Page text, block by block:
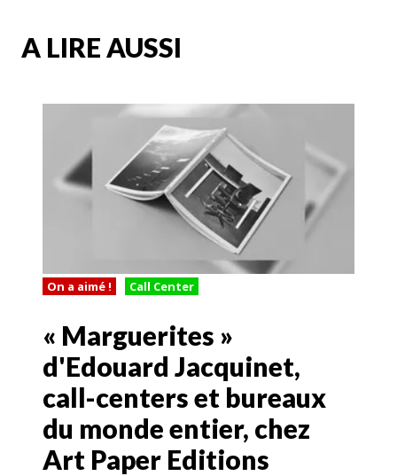
A LIRE AUSSI
On a aimé ! Call Center
« Marguerites »
d'Edouard Jacquinet,
call-centers et bureaux
du monde entier, chez
Art Paper Editions